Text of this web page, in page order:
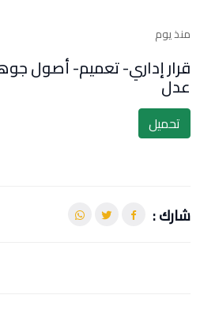
منذ يوم
قرار إداري- تعميم- أصول
عدل
تحميل
شارك :